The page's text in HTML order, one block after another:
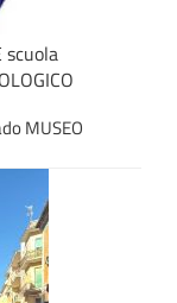
scuola
MUSEO